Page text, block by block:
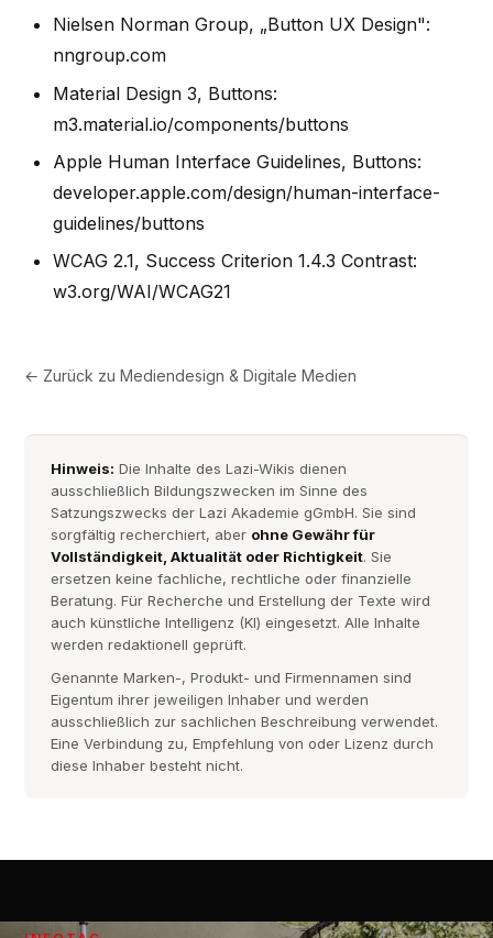
Nielsen Norman Group, „Button UX Design":
nngroup.com
Material Design 3, Buttons:
m3.material.io/components/buttons
Apple Human Interface Guidelines, Buttons:
developer.apple.com/design/human-interface-
guidelines/buttons
WCAG 2.1, Success Criterion 1.4.3 Contrast:
w3.org/WAI/WCAG21
← Zurück zuMediendesign & Digitale Medien
Hinweis: Die Inhalte des Lazi-Wikis dienen
ausschließlich Bildungszwecken im Sinne des
Satzungszwecks der Lazi Akademie gGmbH. Sie sind
sorgfältig recherchiert, aber ohne Gewähr für
Vollständigkeit, Aktualität oder Richtigkeit. Sie
ersetzen keine fachliche, rechtliche oder finanzielle
Beratung. Für Recherche und Erstellung der Texte wird
auch künstliche Intelligenz (KI) eingesetzt. Alle Inhalte
werden redaktionell geprüft.
Genannte Marken-, Produkt- und Firmennamen sind
Eigentum ihrer jeweiligen Inhaber und werden
ausschließlich zur sachlichen Beschreibung verwendet.
Eine Verbindung zu, Empfehlung von oder Lizenz durch
diese Inhaber besteht nicht.